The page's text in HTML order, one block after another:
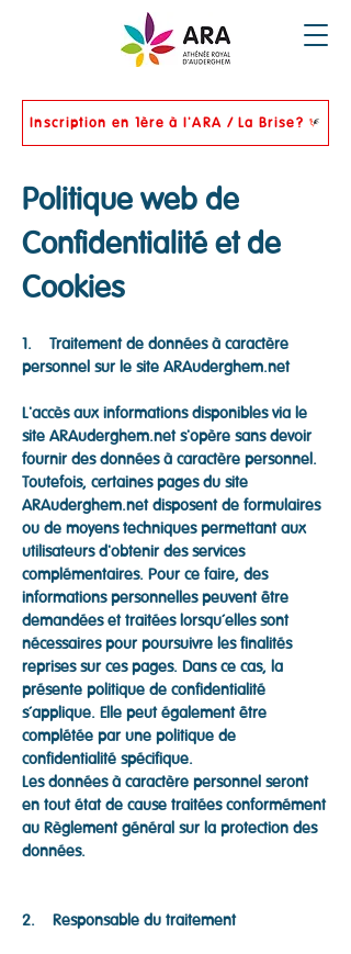
Inscription en 1ère à l'ARA / La Brise?
Politique web de
Confidentialité et de
Cookies
1. Traitement de données à caractère
personnel sur le site ARAuderghem.net
L'accès aux informations disponibles via le
site ARAuderghem.net s'opère sans devoir
fournir des données à caractère personnel.
Toutefois, certaines pages du site
ARAuderghem.net disposent de formulaires
ou de moyens techniques permettant aux
utilisateurs d'obtenir des services
complémentaires. Pour ce faire, des
informations personnelles peuvent être
demandées et traitées lorsqu’elles sont
nécessaires pour poursuivre les finalités
reprises sur ces pages. Dans ce cas, la
présente politique de confidentialité
s’applique. Elle peut également être
complétée par une politique de
confidentialité spécifique.
Les données à caractère personnel seront
en tout état de cause traitées conformément
au Règlement général sur la protection des
données.
2. Responsable du traitement